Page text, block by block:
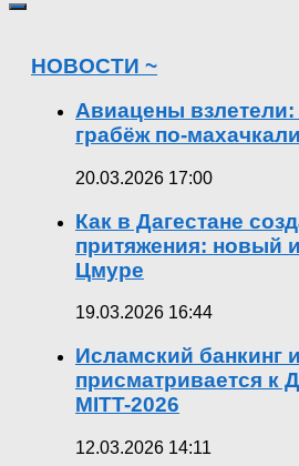
НОВОСТИ ~
Авиацены
грабёж по-
20.03.2026 17:00
Как в Дагестане
притяжения: новый
Цмуре
19.03.2026 16:44
Исламский банкинг
присматривается к
MITT-2026
12.03.2026 14:11